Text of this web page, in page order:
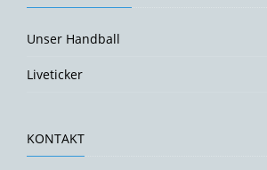
Unser Handball
Liveticker
KONTAKT